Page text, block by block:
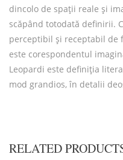
dincolo de spații reale și
scăpând totodată definirii.
perceptibil și receptabil de
este corespondentul
Leopardi este definiția
mod grandios, în detalii
RELATED